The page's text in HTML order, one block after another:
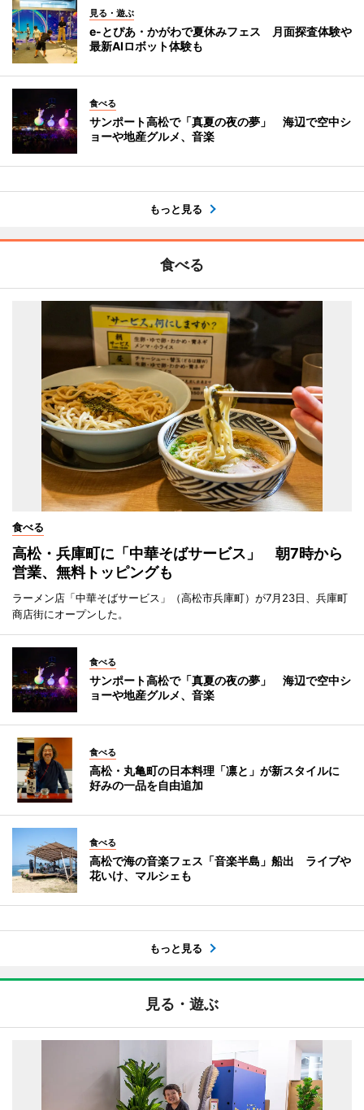
見る・遊ぶ
e-とぴあ・かがわで夏休みフェス 月面探査体験や
最新AIロボット体験も
食べる
サンポート高松で「真夏の夜の夢」 海辺で空中シ
ョーや地産グルメ、音楽
もっと見る
食べる
食べる
高松・兵庫町に「中華そばサービス」 朝7時から
営業、無料トッピングも
ラーメン店「中華そばサービス」（高松市兵庫町）が7月23日、兵庫町
商店街にオープンした。
食べる
サンポート高松で「真夏の夜の夢」 海辺で空中シ
ョーや地産グルメ、音楽
食べる
高松・丸亀町の日本料理「凛と」が新スタイルに
好みの一品を自由追加
食べる
高松で海の音楽フェス「音楽半島」船出 ライブや
花いけ、マルシェも
もっと見る
見る・遊ぶ